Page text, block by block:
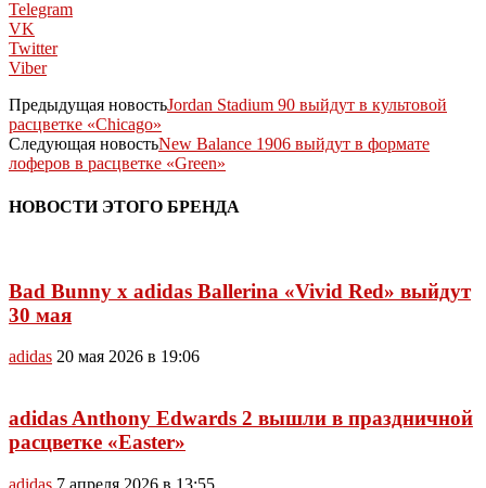
Telegram
VK
Twitter
Viber
Предыдущая новостьJordan Stadium 90 выйдут в культовой
расцветке «Chicago»
Следующая новостьNew Balance 1906 выйдут в формате
лоферов в расцветке «Green»
НОВОСТИ ЭТОГО БРЕНДА
Bad Bunny x adidas Ballerina «Vivid Red» выйдут
30 мая
adidas 20 мая 2026 в 19:06
adidas Anthony Edwards 2 вышли в праздничной
расцветке «Easter»
adidas 7 апреля 2026 в 13:55